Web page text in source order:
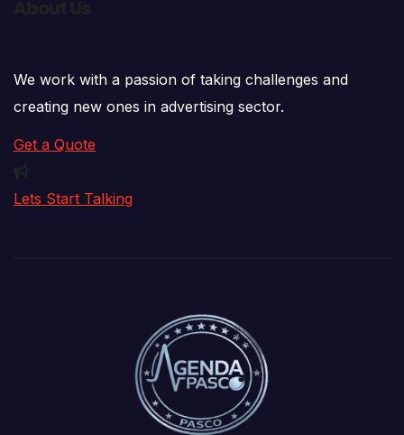
We work with a passion of taking challenges and
creating new ones in advertising sector.
Get a Quote
Lets Start Talking